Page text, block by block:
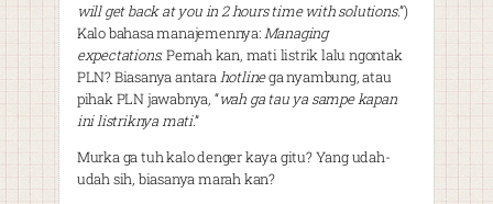
will get back at you in 2 hours time with solutions.”)
Kalo bahasa manajemennya:Managing
expectations. Pernah kan, mati listrik lalu ngontak
PLN? Biasanya antarahotlinega nyambung, atau
pihak PLN jawabnya, “wah ga tau ya sampe kapan
ini listriknya mati.”
Murka ga tuh kalo denger kaya gitu? Yang udah-
udah sih, biasanya marah kan?